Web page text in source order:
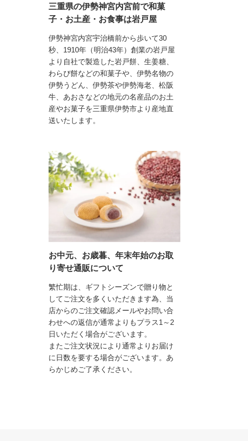
三重県の伊勢神宮内宮前で和菓
子・お土産・お食事は岩戸屋
伊勢神宮内宮宇治橋前から歩いて30
秒、1910年（明治43年）創業の岩戸屋
より自社で製造した岩戸餅、生姜糖、
わらび餅などの和菓子や、伊勢名物の
伊勢うどん、伊勢茶や伊勢海老、松阪
牛、あおさなどの地元の名産品のお土
産やお菓子を三重県伊勢市より産地直
送いたします。
お中元、お歳暮、年末年始のお取
り寄せ通販について
繁忙期は、ギフトシーズンで贈り物と
してご注文を多くいただきます為、当
店からのご注文確認メールやお問い合
わせへの返信が通常よりもプラス1～2
日いただく場合がございます。
またご注文状況により通常よりお届け
に日数を要する場合がございます。あ
らかじめご了承ください。